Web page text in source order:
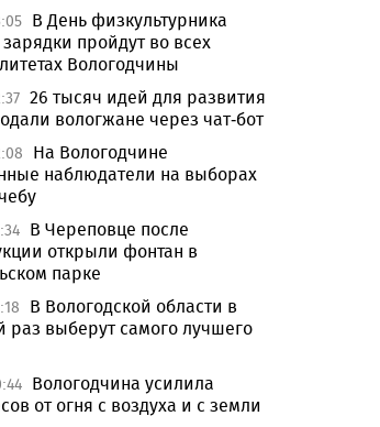
В День физкультурника
пройдут во всех
Вологодчины
26 тысяч идей для развития
вологжане через чат-бот
На Вологодчине
наблюдатели на выборах
В Череповце после
открыли фонтан в
парке
В Вологодской области в
раз выберут самого лучшего
Вологодчина усилила
от огня с воздуха и с земли